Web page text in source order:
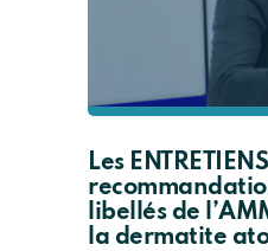
Les
libellés de
la dermatite